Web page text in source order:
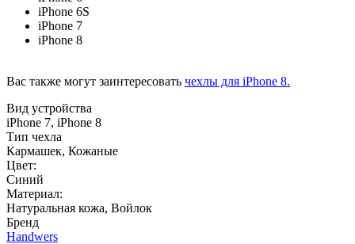
iPhone 6S
iPhone 7
iPhone 8
Вас также могут заинтересовать чехлы для iPhone 8.
Вид устройства
iPhone 7, iPhone 8
Тип чехла
Кармашек, Кожаные
Цвет:
Синий
Материал:
Натуральная кожа, Войлок
Бренд
Handwers